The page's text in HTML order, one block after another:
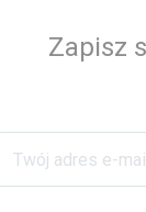
Zapisz